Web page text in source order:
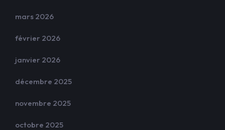
mars 2026
février 2026
janvier 2026
décembre 2025
novembre 2025
octobre 2025